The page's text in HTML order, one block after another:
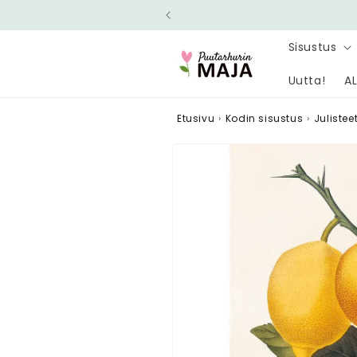
sisältöön
Sisustus
Uutta!
Etusivu › Kodin sisustus ›